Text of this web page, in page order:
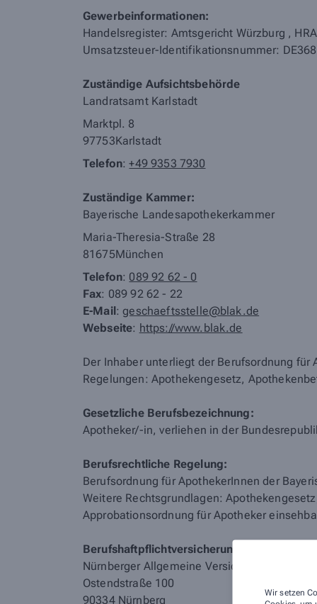
Wir setzen
Gewerbeinformationen:
Handelsregister: Amtsgericht Würzburg ,
Umsatzsteuer-Identifikationsnummer:
Zuständige Aufsichtsbehörde
Landratsamt Karlstadt
Marktpl. 8
97753Karlstadt
Telefon:+49 9353 7930
Zuständige Kammer:
Bayerische Landesapothekerkammer
Maria-Theresia-Straße 28
81675München
Telefon: 089 92 62 - 0
Fax: 089 92 62 - 22
E-Mail:geschaeftsstelle@blak.de
Webseite: https://www.blak.de
Der Inhaber unterliegt der Berufsordnung
Regelungen: Apothekengesetz,
Gesetzliche Berufsbezeichnung:
Apotheker/-in, verliehen in der
Berufsrechtliche Regelung:
Berufsordnung für ApothekerInnen der
Weitere Rechtsgrundlagen:
Approbationsordnung für Apotheker
Berufshaftpflichtversicherung mit
Nürnberger Allgemeine Versicherungs-AG
Ostendstraße 100
90334 Nürnberg